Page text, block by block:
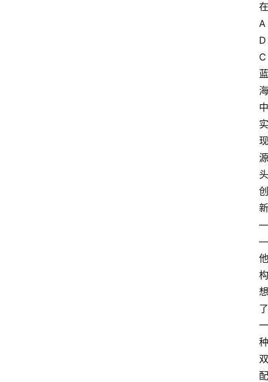
在
A
D
C
蓝
海
中
实
现
源
头
创
新
—
—
他
构
想
了
一
种
双
配